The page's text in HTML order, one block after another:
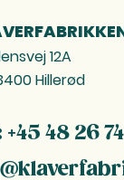
12A
Hillerød
48 26